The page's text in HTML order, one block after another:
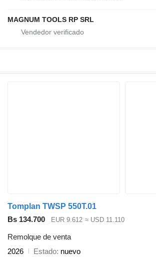
MAGNUM TOOLS RP SRL
Tomplan TWSP 550T.01
Bs 134.700
EUR 9.612 ≈ USD 11.110
Remolque de venta
2026
Estado nuevo